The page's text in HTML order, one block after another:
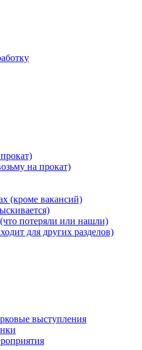
на прокат)
(кроме вакансий)
потеряли или нашли)
для других разделов)
выступления